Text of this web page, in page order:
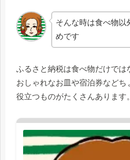
そんな時は食べ物以
めです
ふるさと納税は食べ物だけでは
おしゃれなお皿や宿泊券などち
役立つものがたくさんあります。